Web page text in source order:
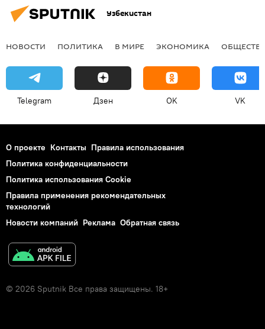
Узбекистан
НОВОСТИ ПОЛИТИКА В МИРЕ ЭКОНОМИКА
Telegram Дзен OK VK
О проекте Контакты Правила использования
Политика конфиденциальности
Политика использования Cookie
Правила применения рекомендательных
технологий
Новости компаний Реклама Обратная связь
© 2026 Sputnik Все права защищены. 18+